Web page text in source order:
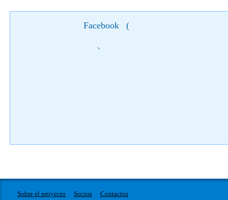
Facebook (
)
Sobre el proyecto Socios Contactos